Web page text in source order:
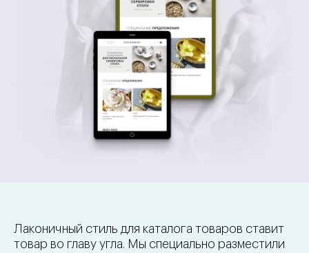
Лаконичный стиль для каталога товаров ставит
товар во главу угла. Мы специально разместили